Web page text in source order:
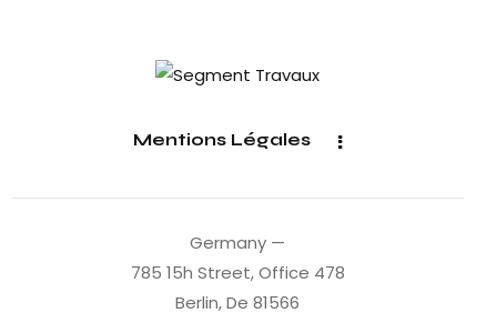
Mentions Légales
Germany —
785 15h Street, Office 478
Berlin, De 81566